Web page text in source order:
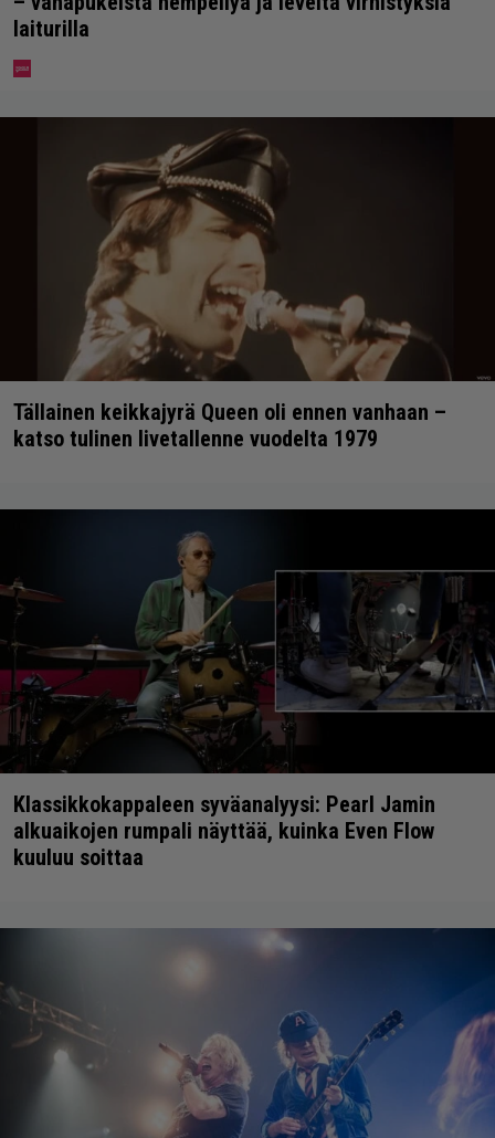
laiturilla
Tällainen keikkajyrä Queen oli ennen vanhaan –
katso tulinen livetallenne vuodelta 1979
Klassikkokappaleen syväanalyysi: Pearl Jamin
alkuaikojen rumpali näyttää, kuinka Even Flow
kuuluu soittaa